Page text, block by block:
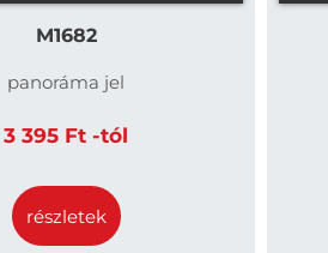
M1682
panoráma jel
3 395 Ft -tól
részletek